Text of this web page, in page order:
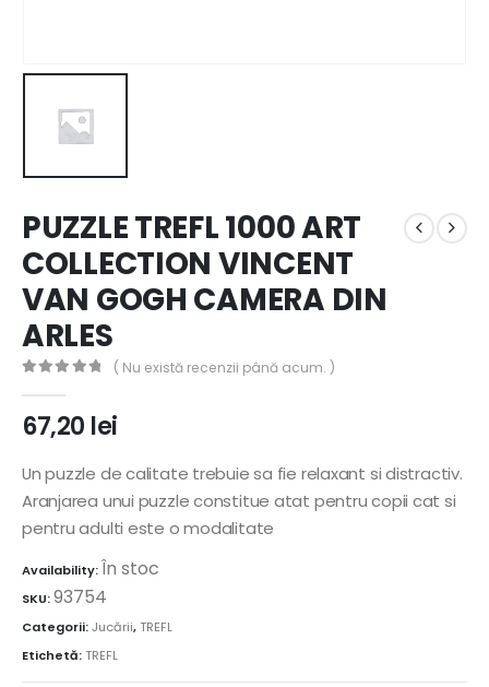
PUZZLE TREFL 1000 ART
COLLECTION VINCENT
VAN GOGH CAMERA DIN
ARLES
( Nu există recenzii până acum. )
67,20 lei
Un puzzle de calitate trebuie sa fie relaxant si distractiv.
Aranjarea unui puzzle constitue atat pentru copii cat si
pentru adulti este o modalitate
Availability:În stoc
SKU:93754
Categorii:Jucării,TREFL
Etichetă:TREFL